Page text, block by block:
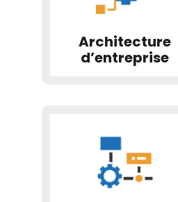
Architecture
d’entreprise